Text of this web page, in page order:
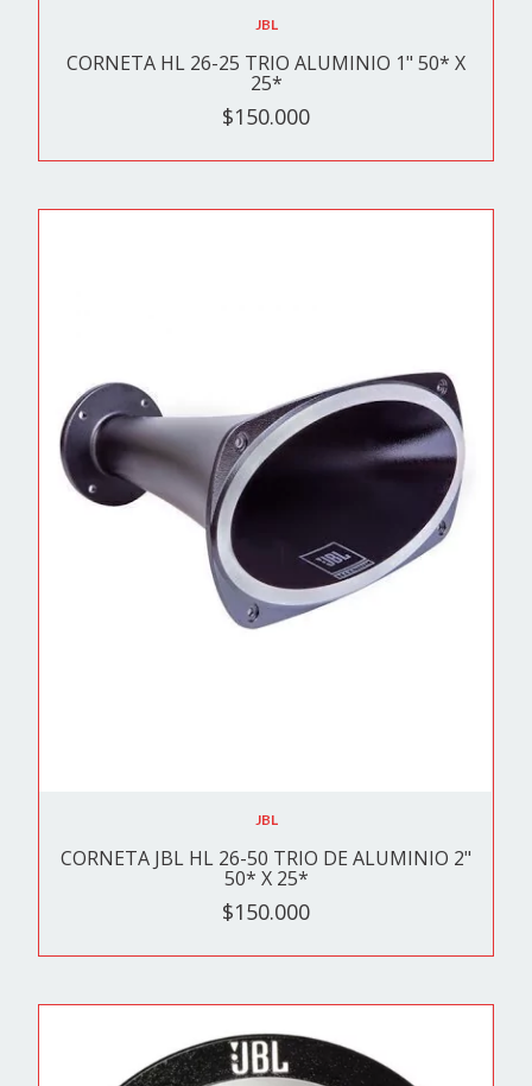
JBL
CORNETA HL 26-25 TRIO ALUMINIO 1" 50* X
25*
$150.000
JBL
CORNETA JBL HL 26-50 TRIO DE ALUMINIO 2"
50* X 25*
$150.000